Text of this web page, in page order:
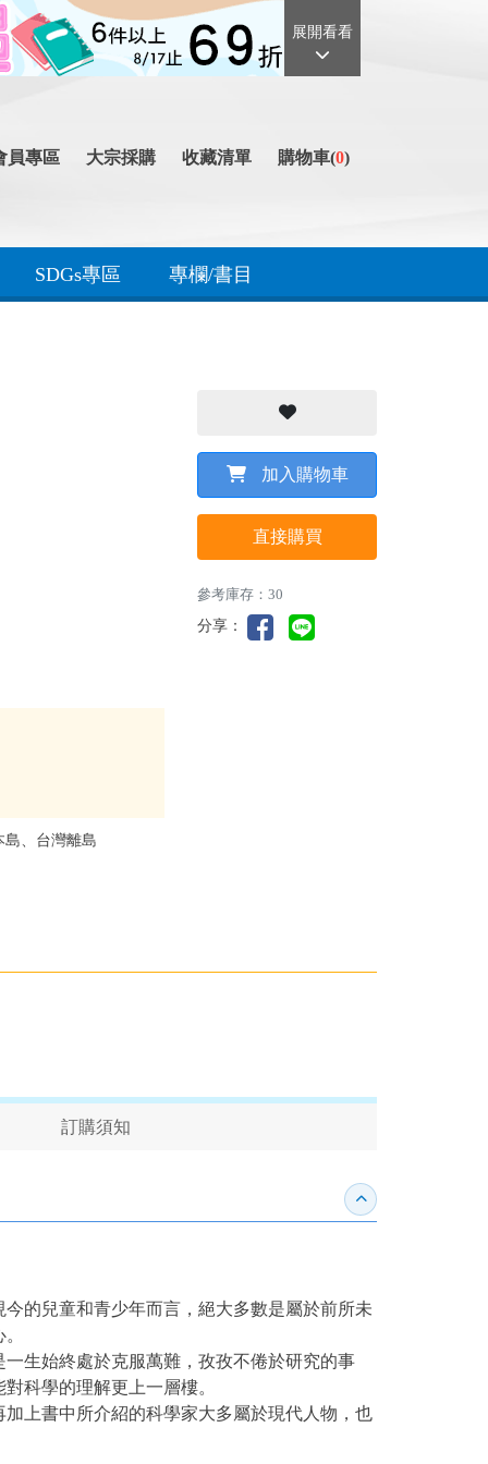
展開看看
員專區 大宗採購 收藏清單 購物車(0)
SDGs專區 專欄/書目
島、台灣離島
加入購物車
直接購買
參考庫存：30
分享：
訂購須知
收合內容簡介
的兒童和青少年而言，絕大多數是屬於前所未
生始終處於克服萬難，孜孜不倦於研究的事
科學的理解更上一層樓。
上書中所介紹的科學家大多屬於現代人物，也